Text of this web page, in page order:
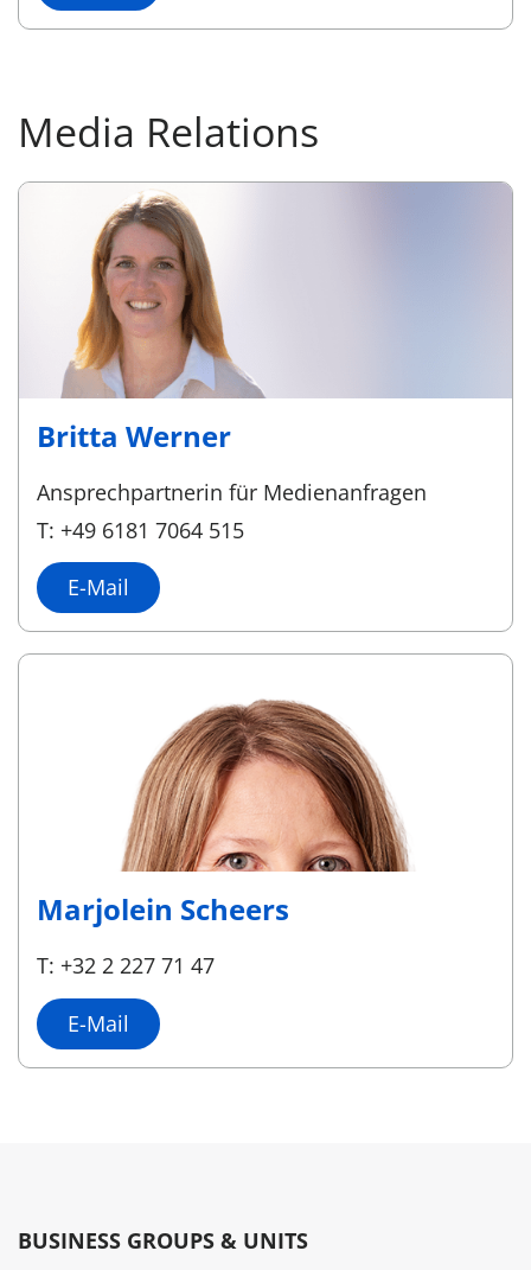
Media Relations
Britta Werner
Ansprechpartnerin für Medienanfragen
T: +49 6181 7064 515
E-Mail
Marjolein Scheers
T: +32 2 227 71 47
E-Mail
BUSINESS GROUPS & UNITS